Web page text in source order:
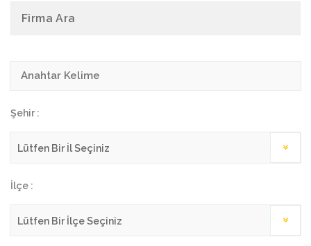
Firma Ara
Şehir :
İlçe :